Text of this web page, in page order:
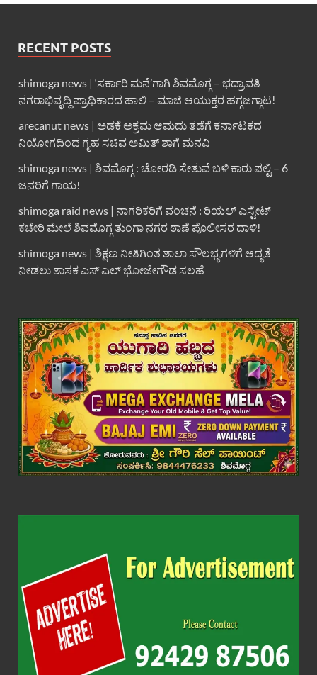
RECENT POSTS
shimoga news | ‘ಸರ್ಕಾರಿ ಮನೆ’ಗಾಗಿ ಶಿವಮೊಗ್ಗ – ಭದ್ರಾವತಿ
ನಗರಾಭಿವೃದ್ದಿ ಪ್ರಾಧಿಕಾರದ ಹಾಲಿ – ಮಾಜಿ ಆಯುಕ್ತರ ಹಗ್ಗಜಗ್ಗಾಟ!
arecanut news | ಅಡಕೆ ಅಕ್ರಮ ಆಮದು ತಡೆಗೆ ಕರ್ನಾಟಕದ
ನಿಯೋಗದಿಂದ ಗೃಹ ಸಚಿವ ಅಮಿತ್ ಶಾಗೆ ಮನವಿ
shimoga news | ಶಿವಮೊಗ್ಗ : ಚೋರಡಿ ಸೇತುವೆ ಬಳಿ ಕಾರು ಪಲ್ಟಿ – 6
ಜನರಿಗೆ ಗಾಯ!
shimoga raid news | ನಾಗರಿಕರಿಗೆ ವಂಚನೆ : ರಿಯಲ್ ಎಸ್ಟೇಟ್
ಕಚೇರಿ ಮೇಲೆ ಶಿವಮೊಗ್ಗ ತುಂಗಾ ನಗರ ಠಾಣೆ ಪೊಲೀಸರ ದಾಳಿ!
shimoga news | ಶಿಕ್ಷಣ ನೀತಿಗಿಂತ ಶಾಲಾ ಸೌಲಭ್ಯಗಳಿಗೆ ಆದ್ಯತೆ
ನೀಡಲು ಶಾಸಕ ಎಸ್ ಎಲ್ ಭೋಜೇಗೌಡ ಸಲಹೆ